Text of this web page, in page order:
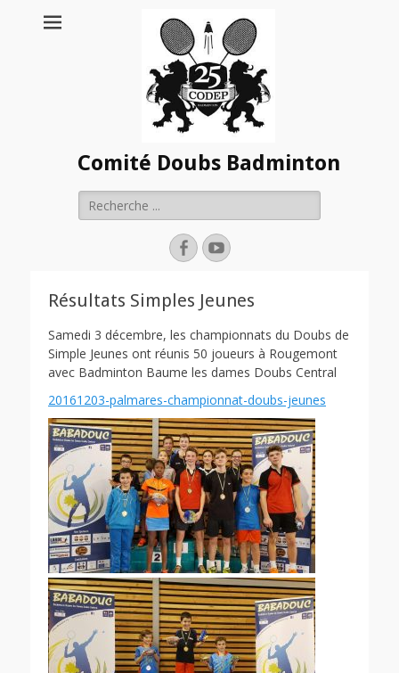
Comité Doubs Badminton
Rechercher :
FacebookYouTube
Résultats Simples Jeunes
Samedi 3 décembre, les championnats du Doubs de
Simple Jeunes ont réunis 50 joueurs à Rougemont
avec Badminton Baume les dames Doubs Central
20161203-palmares-championnat-doubs-jeunes